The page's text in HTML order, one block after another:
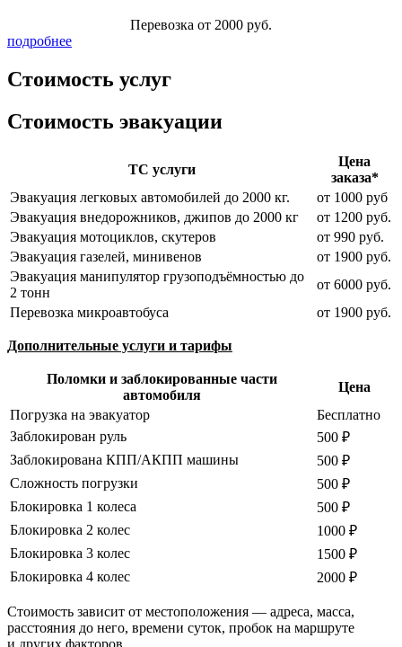
Перевозка от 2000 руб.
подробнее
Стоимость услуг
Стоимость эвакуации
ТС услуги
Цена
заказа*
Эвакуация легковых автомобилей до 2000 кг.
от 1000 руб
Эвакуация внедорожников, джипов до 2000 кг
от 1200 руб.
Эвакуация мотоциклов, скутеров
от 990 руб.
Эвакуация газелей, минивенов
от 1900 руб.
Эвакуация манипулятор грузоподъёмностью до
2 тонн
от 6000 руб.
Перевозка микроавтобуса
от 1900 руб.
Дополнительные услуги и тарифы
Поломки и заблокированные части
автомобиля
Цена
Погрузка на эвакуатор
Бесплатно
Заблокирован руль
500 ₽
Заблокирована КПП/АКПП машины
500 ₽
Сложность погрузки
500 ₽
Блокировка 1 колеса
500 ₽
Блокировка 2 колес
1000 ₽
Блокировка 3 колес
1500 ₽
Блокировка 4 колес
2000 ₽
Стоимость зависит от местоположения — адреса, масса,
расстояния до него, времени суток, пробок на маршруте